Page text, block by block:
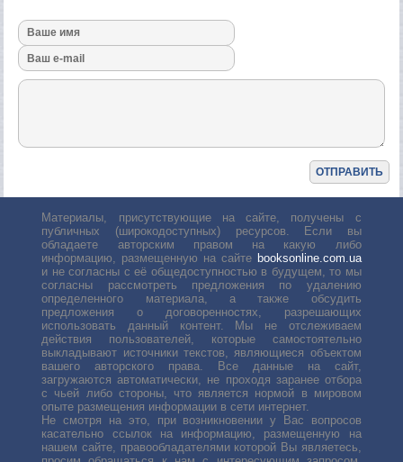
Материалы, присутствующие на сайте, получены с
публичных (широкодоступных) ресурсов. Если вы
обладаете авторским правом на какую либо
информацию, размещенную на сайте booksonline.com.ua
и не согласны с её общедоступностью в будущем, то мы
согласны рассмотреть предложения по удалению
определенного материала, а также обсудить
предложения о договоренностях, разрешающих
использовать данный контент. Мы не отслеживаем
действия пользователей, которые самостоятельно
выкладывают источники текстов, являющиеся объектом
вашего авторского права. Все данные на сайт,
загружаются автоматически, не проходя заранее отбора
с чьей либо стороны, что является нормой в мировом
опыте размещения информации в сети интернет.
Не смотря на это, при возникновении у Вас вопросов
касательно ссылок на информацию, размещенную на
нашем сайте, правообладателями которой Вы являетесь,